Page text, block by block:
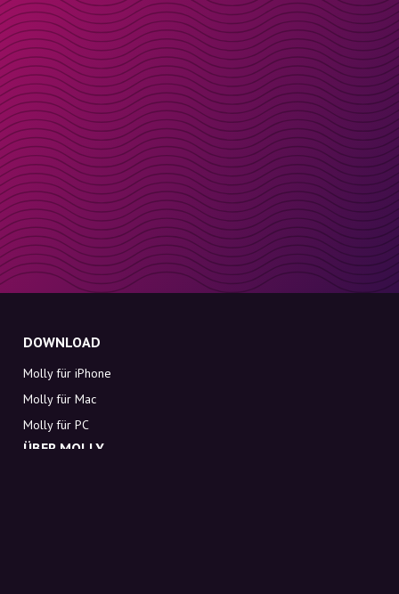
DOWNLOAD
Molly für iPhone
Molly für Mac
Molly für PC
ÜBER MOLLY